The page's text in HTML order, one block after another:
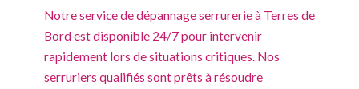
Notre service de dépannage serrurerie à Terres de
Bord est disponible 24/7 pour intervenir
rapidement lors de situations critiques. Nos
serruriers qualifiés sont prêts à résoudre